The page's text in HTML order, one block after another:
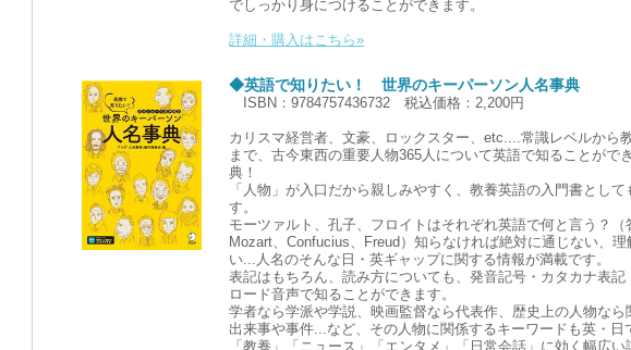
でしっかり身につけることができます。
詳細・購入はこちら»
◆英語で知りたい！ 世界のキーパーソン人名事典
ISBN：9784757436732 税込価格：2,200円
カリスマ経営者、文豪、ロックスター、etc....常識レベルから
まで、古今東西の重要人物365人について英語で知ることがで
典！
「人物」が入口だから親しみやすく、教養英語の入門書として
す。
モーツァルト、孔子、フロイトはそれぞれ英語で何と言う？（
Mozart、Confucius、Freud）知らなければ絶対に通じない、理
い...人名のそんな日・英ギャップに関する情報が満載です。
表記はもちろん、読み方についても、発音記号・カタカナ表記
ロード音声で知ることができます。
学者なら学派や学説、映画監督なら代表作、歴史上の人物なら
出来事や事件...など、その人物に関係するキーワードも英・日
「教養」「ニュース」「エンタメ」「日常会話」に効く幅広い